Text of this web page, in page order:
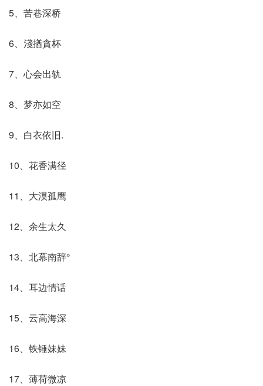
5、苦巷深桥
6、淺揂貪杯
7、心会出轨
8、梦亦如空
9、白衣依旧.
10、花香满径
11、大漠孤鹰
12、余生太久
13、北幕南辞°
14、耳边情话
15、云高海深
16、铁锤妹妹
17、薄荷微凉